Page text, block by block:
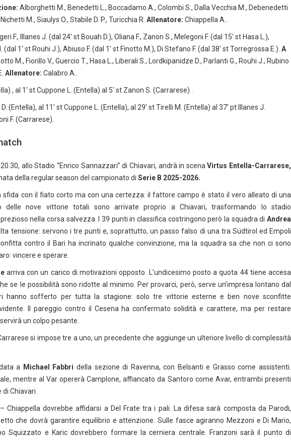
Alborghetti M., Benedetti L., Boccadamo A., Colombi S., Dalla Vecchia M., Debenedetti
M., Siaulys O., Stabile D. P., Turicchia R. Allenatore: Chiappella A..
F., Illanes J. (dal 24′ st Bouah D.), Oliana F., Zanon S., Melegoni F. (dal 15′ st Hasa L.),
(dal 1′ st Rouhi J.), Abiuso F. (dal 1′ st Finotto M.), Di Stefano F. (dal 38′ st Torregrossa E.). A
M., Fiorillo V., Guercio T., Hasa L., Liberali S., Lordkipanidze D., Parlanti G., Rouhi J., Rubino
Allenatore: Calabro A..
, al 1′ st Cuppone L. (Entella) al 5′ st Zanon S. (Carrarese) .
(Entella), al 11′ st Cuppone L. (Entella), al 29′ st Tirelli M. (Entella) al 37′ pt Illanes J.
F. (Carrarese).
allo Stadio “Enrico Sannazzari” di Chiavari, andrà in scenaVirtus Entella-Carrarese,
della regular season del campionato di Serie B 2025-2026.
sfida con il fiato corto ma con una certezza: il fattore campo è stato il vero alleato di una
delle nove vittorie totali sono arrivate proprio a Chiavari, trasformando lo stadio
nella corsa salvezza. I 39 punti in classifica costringono però la squadra di Andrea
tensione: servono i tre punti e, soprattutto, un passo falso di una tra Südtirol ed Empoli
contro il Bari ha incrinato qualche convinzione, ma la squadra sa che non ci sono
vincere e sperare.
arriva con un carico di motivazioni opposto. L’undicesimo posto a quota 44 tiene accesa
se le possibilità sono ridotte al minimo. Per provarci, però, serve un’impresa lontano dal
hanno sofferto per tutta la stagione: solo tre vittorie esterne e ben nove sconfitte
Il pareggio contro il Cesena ha confermato solidità e carattere, ma per restare
un colpo pesante.
si impose tre a uno, un precedente che aggiunge un ulteriore livello di complessità
a Michael Fabbri della sezione di Ravenna, con Belsanti e Grasso come assistenti.
mentre al Var opererà Camplone, affiancato da Santoro come Avar, entrambi presenti
Chiavari.
– Chiappella dovrebbe affidarsi a Del Frate tra i pali. La difesa sarà composta da Parodi,
che dovrà garantire equilibrio e attenzione. Sulle fasce agiranno Mezzoni e Di Mario,
Squizzato e Karic dovrebbero formare la cerniera centrale. Franzoni sarà il punto di